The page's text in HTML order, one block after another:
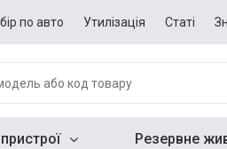
по авто Утилізація Статі
Резервне